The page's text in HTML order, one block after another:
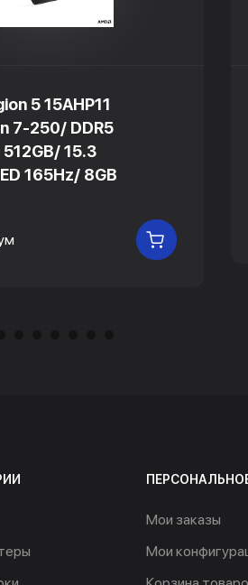
5 15AHP11
7-250/ DDR5
15.3
165Hz/ 8GB
В КОРЗИНУ
Мои заказы
Мои